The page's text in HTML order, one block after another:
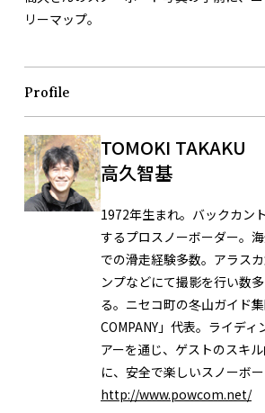
リーマップ。
Profile
TOMOKI TAKAKU
高久智基
1972年生まれ。バックカン
するプロスノーボーダー。
での滑走経験多数。アラス
ンプなどにて撮影を行い数
る。ニセコ町の冬山ガイド
COMPANY」代表。ライデ
アーを通じ、ゲストのスキ
に、安全で楽しいスノーボ
http://www.powcom.net/